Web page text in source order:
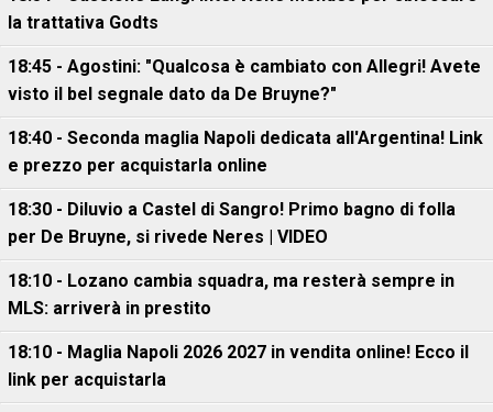
la trattativa Godts
18:45 - Agostini: "Qualcosa è cambiato con Allegri! Avete
visto il bel segnale dato da De Bruyne?"
18:40 - Seconda maglia Napoli dedicata all'Argentina! Link
e prezzo per acquistarla online
18:30 - Diluvio a Castel di Sangro! Primo bagno di folla
per De Bruyne, si rivede Neres | VIDEO
18:10 - Lozano cambia squadra, ma resterà sempre in
MLS: arriverà in prestito
18:10 - Maglia Napoli 2026 2027 in vendita online! Ecco il
link per acquistarla